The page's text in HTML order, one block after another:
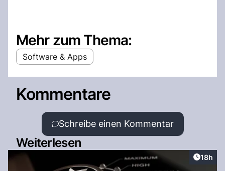
Mehr zum Thema:
Software & Apps
Kommentare
Schreibe einen Kommentar
Weiterlesen
Artikel
18h